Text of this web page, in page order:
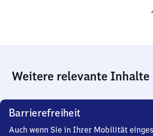
Weitere relevante Inhalte
Barrierefreiheit
Auch wenn Sie in Ihrer Mobilität